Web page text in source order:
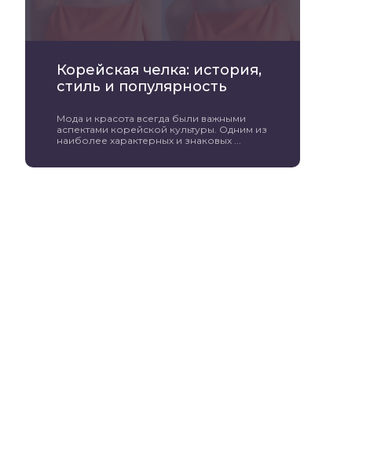
Корейская челка: история,
стиль и популярность
Мода и красота всегда были важными
аспектами корейской культуры. Одним из
наиболее характерных и знаковых ...